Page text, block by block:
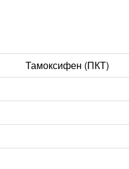
Тамоксифен (ПКТ)